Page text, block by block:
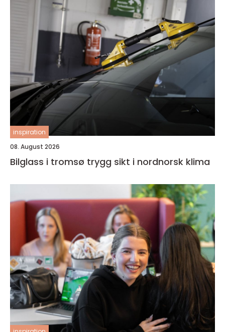
inspiration
08. August 2026
Bilglass i tromsø trygg sikt i nordnorsk klima